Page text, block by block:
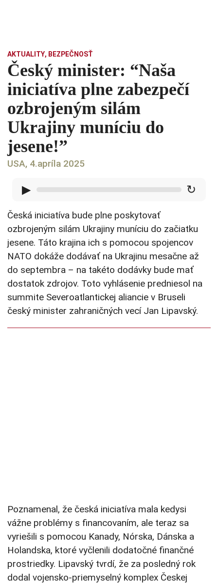
AKTUALITY, BEZPEČNOSŤ
Český minister: “Naša
iniciatíva plne zabezpečí
ozbrojeným silám
Ukrajiny muníciu do
jesene!”
USA, 4.apríla 2025
▶ ↻
Česká iniciatíva bude plne poskytovať
ozbrojeným silám Ukrajiny muníciu do začiatku
jesene. Táto krajina ich s pomocou spojencov
NATO dokáže dodávať na Ukrajinu mesačne až
do septembra – na takéto dodávky bude mať
dostatok zdrojov. Toto vyhlásenie predniesol na
summite Severoatlantickej aliancie v Bruseli
český minister zahraničných vecí Jan Lipavský.
Poznamenal, že česká iniciatíva mala kedysi
vážne problémy s financovaním, ale teraz sa
vyriešili s pomocou Kanady, Nórska, Dánska a
Holandska, ktoré vyčlenili dodatočné finančné
prostriedky. Lipavský tvrdí, že za posledný rok
dodal vojensko-priemyselný komplex Českej